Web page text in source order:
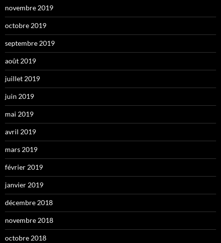
novembre 2019
octobre 2019
septembre 2019
août 2019
juillet 2019
juin 2019
mai 2019
avril 2019
mars 2019
février 2019
janvier 2019
décembre 2018
novembre 2018
octobre 2018